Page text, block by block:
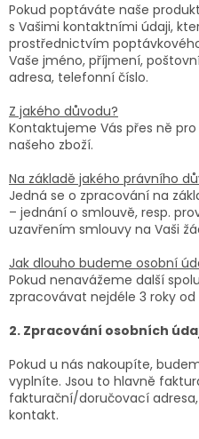
Pokud poptáváte naše
s Vašimi kontaktními údaji,
prostřednictvím
Vaše jméno, příjmení,
adresa, telefonní číslo.
Z jakého důvodu?
Kontaktujeme Vás přes ně
našeho zboží.
Na základě jakého právního
Jedná se o zpracování na
– jednání o smlouvě, resp.
uzavřením smlouvy na Vaši
Jak dlouho budeme osobní
Pokud nenavážeme další
zpracovávat nejdéle 3 roky
2. Zpracování osobních
Pokud u nás nakoupíte,
vyplníte. Jsou to hlavně
fakturační/doručovací
kontakt.